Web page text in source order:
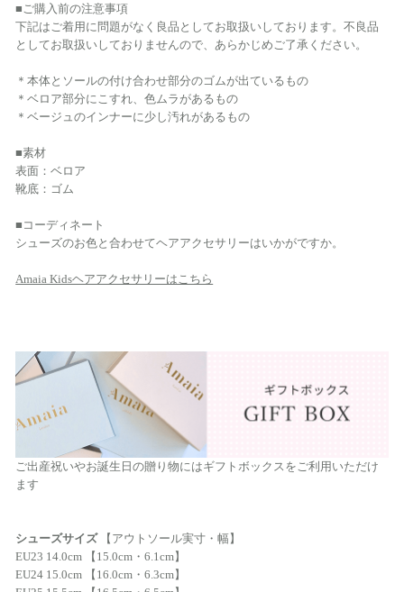
■ご購入前の注意事項
下記はご着用に問題がなく良品としてお取扱いしております。不良品
としてお取扱いしておりませんので、あらかじめご了承ください。
＊本体とソールの付け合わせ部分のゴムが出ているもの
＊ベロア部分にこすれ、色ムラがあるもの
＊ベージュのインナーに少し汚れがあるもの
■素材
表面：ベロア
靴底：ゴム
■コーディネート
シューズのお色と合わせてヘアアクセサリーはいかがですか。
Amaia Kidsヘアアクセサリーはこちら
ご出産祝いやお誕生日の贈り物にはギフトボックスをご利用いただけ
ます
シューズサイズ【アウトソール実寸・幅】
EU23 14.0cm 【15.0cm・6.1cm】
EU24 15.0cm 【16.0cm・6.3cm】